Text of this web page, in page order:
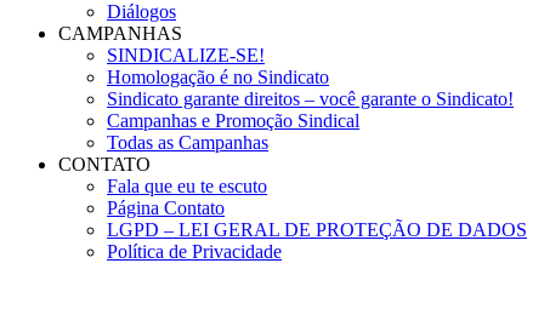
Diálogos
CAMPANHAS
SINDICALIZE-SE!
Homologação é no Sindicato
Sindicato garante direitos – você garante o Sindicato!
Campanhas e Promoção Sindical
Todas as Campanhas
CONTATO
Fala que eu te escuto
Página Contato
LGPD – LEI GERAL DE PROTEÇÃO DE DADOS
Política de Privacidade